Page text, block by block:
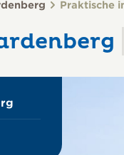
Praktische